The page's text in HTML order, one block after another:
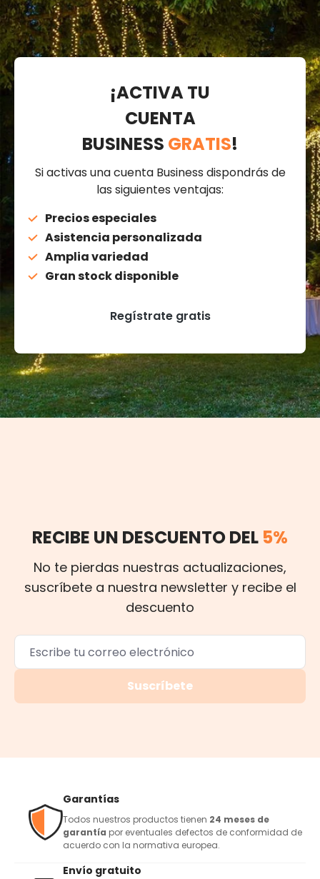
¡ACTIVA TU
CUENTA
BUSINESS GRATIS!
Si activas una cuenta Business dispondrás de
las siguientes ventajas:
Precios especiales
Asistencia personalizada
Amplia variedad
Gran stock disponible
Regístrate gratis
RECIBE UN DESCUENTO DEL 5%
No te pierdas nuestras actualizaciones,
suscríbete a nuestra newsletter y recibe el
descuento
Suscríbete
Garantías
Todos nuestros productos tienen 24 meses de
garantía por eventuales defectos de conformidad de
acuerdo con la normativa europea.
Envío gratuito